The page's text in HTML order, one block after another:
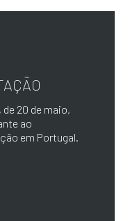
20 de maio,
ao
em Portugal.